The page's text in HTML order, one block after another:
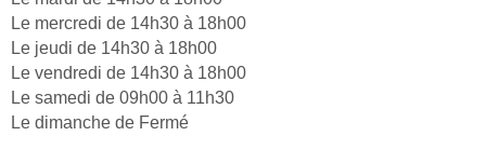
Le mercredi de 14h30 à 18h00
Le jeudi de 14h30 à 18h00
Le vendredi de 14h30 à 18h00
Le samedi de 09h00 à 11h30
Le dimanche de Fermé